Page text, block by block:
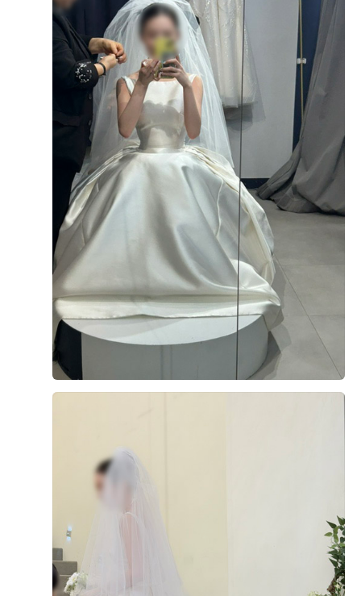
중간에 이벤트홀 또한 있어서 그 가운데서 생각했던 포즈
나 사진이 기대가 될 만큼 행복한 상상이 많이 가는 웨딩홀
이었어요!! 물론 버진로드 뿐만 아니라 신부대기실이 홀 2
층에 있는데 통창으로도 되어있고 안에서 사진이 정말 잘
나올 것만 같은 미니 웨딩홀 느낌이었어요 ㅎ 또한 친인척
들을 위한 VIP라운지도 따로 마련되어 있고 워낙 천장도 높
고 단독홀이다 보니 넓으면서도 답답한 느낌이 하나도 들
지도 않아서 너무 좋았어요!! 계약하면서도 당일 계약으로
해주신 서비스도 너무 괜찮았고 무엇보다 친절하게 상담해
주셔서 너무 만족스러웠습니다 ㅎ 이제 본식이 얼마 안 남
아서 최종 점검 때도 방문 하였는데 친절하게 필요한 부분
그리고 더베니르 자체 BGM 및 음악이 너무 만족스러웠습
니다!! 결혼 준비하시는 분들이 계시면 더 베니르 웨딩홀 적
극 추천 합니다.!!!
후기가 도움이 되었나요?
함희빈, 여건녕 계약후기
2025-09-08 87명 읽음
+1
단독홀, 충분한 예식 시간, 2층의 넓은 신부 대기실(2층 등
장 장점), VIP라운지 등 장점이 많아서 계약했습니다. 주차
장은 처음에는 걱정했는데 넓은 주차장을 추가로 확보하셔
서 걱정을 덜었고 식당도 맛있네요 상담도 친절하고 꼭 필
요한 것만 잘 알려주셔서 너무 좋았습니다 만족X100
후기가 도움이 되었나요?
함희빈, 여건녕
2025-09-08